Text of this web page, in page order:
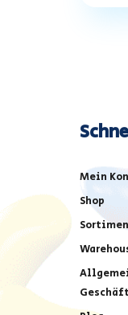
Mein
Shop